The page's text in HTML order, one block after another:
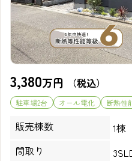
3,380万円 （税込）
駐車場2台 オール電化 断熱性
販売棟数
1棟
間取り